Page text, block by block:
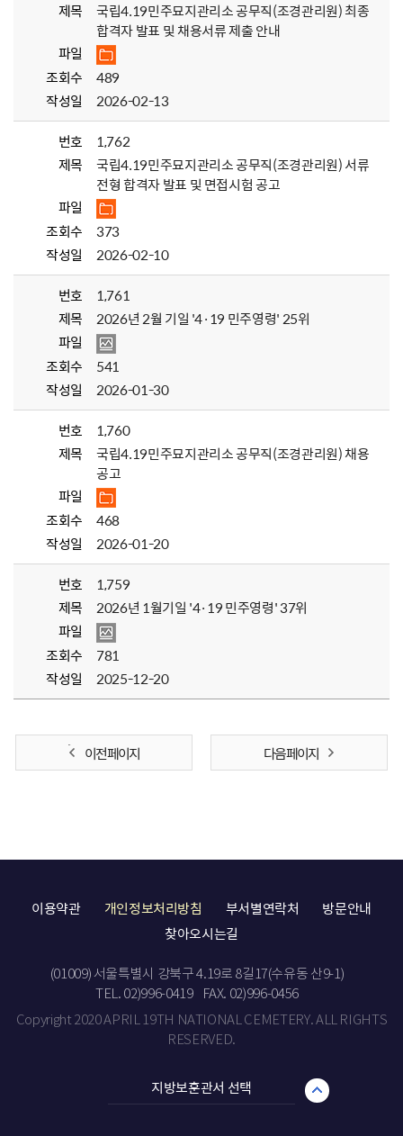
제목
국립4.19민주묘지관리소 공무직(조경관리원) 최종
합격자 발표 및 채용서류 제출 안내
파일
조회수
489
작성일
2026-02-13
번호
1,762
제목
국립4.19민주묘지관리소 공무직(조경관리원) 서류
전형 합격자 발표 및 면접시험 공고
파일
조회수
373
작성일
2026-02-10
번호
1,761
제목
2026년 2월 기일 '4·19 민주영령' 25위
파일
조회수
541
작성일
2026-01-30
번호
1,760
제목
국립4.19민주묘지관리소 공무직(조경관리원) 채용
공고
파일
조회수
468
작성일
2026-01-20
번호
1,759
제목
2026년 1월기일 '4·19 민주영령' 37위
파일
조회수
781
작성일
2025-12-20
이전 페이지 다음 페이지
이용약관 개인정보처리방침 부서별연락처
방문안내
찾아오시는길
(01009) 서울특별시 강북구 4.19로 8길17(수유동 산9-1)
TEL. 02)996-0419
FAX. 02)996-0456
Copyright 2020 APRIL 19TH NATIONAL CEMETERY. ALL RIGHTS
RESERVED.
지방보훈관서 선택